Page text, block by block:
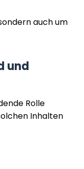
auch um
und
Rolle
Inhalten